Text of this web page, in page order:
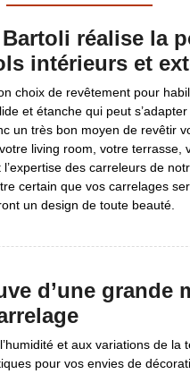
réalise la
intérieurs et
choix de revêtement pour
et étanche qui peut
un très bon moyen de revêtir
living room, votre terrasse,
des carreleurs de
certain que vos carrelages
un design de toute beauté.
d’une grande
et aux variations de la
pour vos envies de